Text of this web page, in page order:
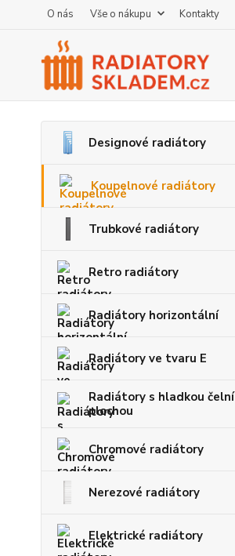
O nás Vše o nákupu Kontakty
Designové radiátory
Koupelnové radiátory
Trubkové radiátory
Retro radiátory
Radiátory horizontální
Radiátory ve tvaru E
Radiátory s hladkou čelní
plochou
Chromové radiátory
Nerezové radiátory
Elektrické radiátory